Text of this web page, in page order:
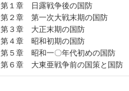
第１章 日露戦争後の国防
第２章 第一次大戦末期の国防
第３章 大正末期の国防
第４章 昭和初期の国防
第５章 昭和一〇年代初めの国防
第６章 大東亜戦争前の国策と国防